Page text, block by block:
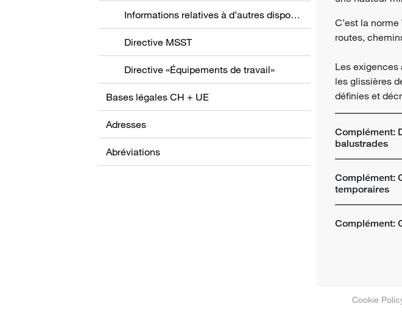
Informations relatives à d’autres dispositions
Directive MSST
Directive «Équipements de travail»
Bases légales CH + UE
Adresses
Abréviations
C’est la
routes,
Les
les glissières
définies et
Complément:
balustrades
Complément:
temporaires
Complément:
Cookie